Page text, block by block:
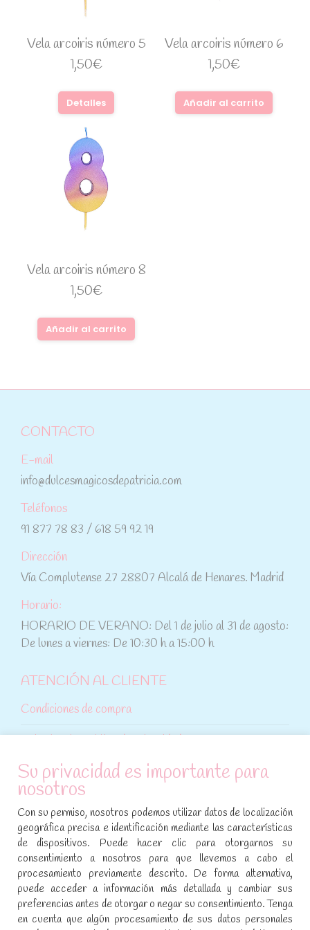
Vela arcoiris número 5
1,50€
Detalles
Vela arcoiris número 6
1,50€
Añadir al carrito
Vela arcoiris número 8
1,50€
Añadir al carrito
CONTACTO
E-mail
info@dulcesmagicosdepatricia.com
Teléfonos
91 877 78 83 / 618 59 92 19
Dirección
Vía Complutense 27 28807 Alcalá de Henares. Madrid
Horario:
HORARIO DE VERANO: Del 1 de julio al 31 de agosto:
De lunes a viernes: De 10:30 h a 15:00 h
ATENCIÓN AL CLIENTE
Condiciones de compra
Política de cookies
SÍGUENOS EN REDES SOCIALES
Encuéntranos en:
Facebook
page
opens
in
new
YouTube
page
opens
in
new
Instagram
page
opens
in
new
No te pierdas las promociones y novedades, suscríbete a
nuestra newsletter:
Su privacidad es importante para
nosotros
Con su permiso, nosotros podemos utilizar datos de localización
geográfica precisa e identificación mediante las características
de dispositivos. Puede hacer clic para otorgarnos su
consentimiento a nosotros para que llevemos a cabo el
procesamiento previamente descrito. De forma alternativa,
puede acceder a información más detallada y cambiar sus
preferencias antes de otorgar o negar su consentimiento. Tenga
en cuenta que algún procesamiento de sus datos personales